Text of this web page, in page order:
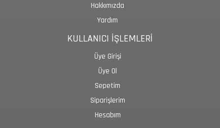
Hakkımızda
Yardım
KULLANICI İŞLEMLERİ
Üye Girişi
Üye Ol
Sepetim
Siparişlerim
Hesabım